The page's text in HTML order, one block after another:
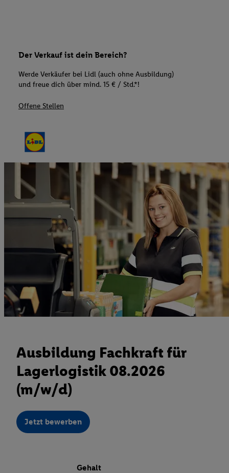
Der Verkauf ist dein Bereich?
Werde Verkäufer bei Lidl (auch ohne Ausbildung)
und freue dich über mind. 15 € / Std.*!
Offene Stellen
Ausbildung Fachkraft für
Lagerlogistik 08.2026
(m/w/d)
Jetzt bewerben
Gehalt